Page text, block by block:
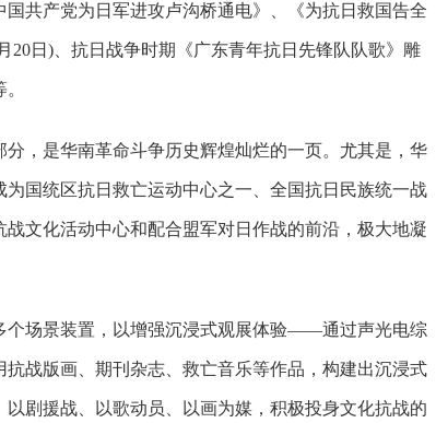
共产党为日军进攻卢沟桥通电》、《为抗日救国告全
20日)、抗日战争时期《广东青年抗日先锋队队歌》雕
，是华南革命斗争历史辉煌灿烂的一页。尤其是，华
国统区抗日救亡运动中心之一、全国抗日民族统一战
文化活动中心和配合盟军对日作战的前沿，极大地凝
个场景装置，以增强沉浸式观展体验——通过声光电综
战版画、期刊杂志、救亡音乐等作品，构建出沉浸式
剧援战、以歌动员、以画为媒，积极投身文化抗战的